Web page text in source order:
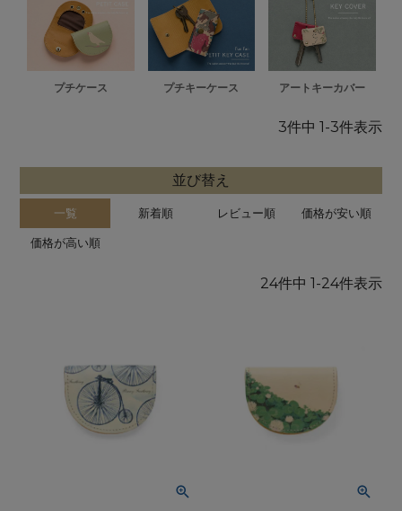
プチケース プチキーケース アートキーカバー
3件中 1 -3件表示
並び替え
一覧 新着順 レビュー順 価格が安い順
価格が高い順
24件中 1 -24件表示